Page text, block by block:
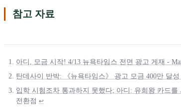
참고 자료
아디, 모금 시작! 4/13 뉴욕타임스 전면 광고 게재 -
탄데사이 반박: 《뉴욕타임스》 광고 모금 400만 달
입학 시험조차 통과하지 못했다; 아디: 유희왕 카드
전환점 ↩